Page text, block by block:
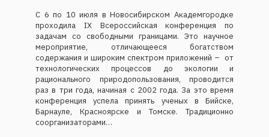
С 6 по 10 июля в Новосибирском Академгородке
проходила IX Всероссийская конференция по
задачам со свободными границами. Это научное
мероприятие, отличающееся богатством
содержания и широким спектром приложений – от
технологических процессов до экологии и
рационального природопользования, проводится
раз в три года, начиная с 2002 года. За это время
конференция успела принять ученых в Бийске,
Барнауле, Красноярске и Томске. Традиционно
соорганизаторами…